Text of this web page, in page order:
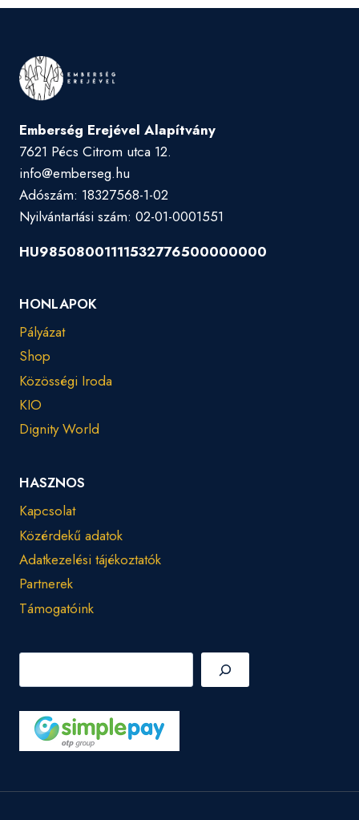
Emberség Erejével Alapítvány
7621 Pécs Citrom utca 12.
info@emberseg.hu
Adószám: 18327568-1-02
Nyilvántartási szám: 02-01-0001551
HU98508001111532776500000000
HONLAPOK
Pályázat
Shop
Közösségi Iroda
KIO
Dignity World
HASZNOS
Kapcsolat
Közérdekű adatok
Adatkezelési tájékoztatók
Partnerek
Támogatóink